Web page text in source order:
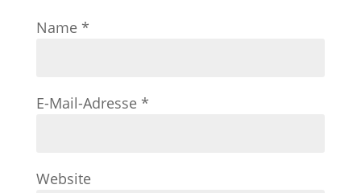
Name *
E-Mail-Adresse *
Website